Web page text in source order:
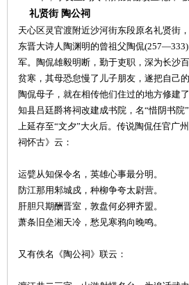
礼贤街 陶公祠
天心区灵官渡附近沙河街东段原名礼贤街
东晋大诗人陶渊明的曾祖父陶侃(257—333)
军。陶侃雄毅明断，勤于吏职，深为长沙
贫寒，其母恐怠慢了儿子朋友，遂把自己
陶侃母子，就在相传他们住过的地方修建
知县吕廷爵将祠改建成书院，名“惜阴书
上延存至“文夕”大火后。传说陶侃任官广
祠怀古》云：
运甓从知保令名，英雄心事最分明。
防江那用邾城戍，种柳争夸太尉营。
肝胆只期酬晋室，敦盘何必狎齐盟。
萧条旧垒湘天冷，愁见寒鸦向晚鸣。
又有佚名《陶公祠》联云：